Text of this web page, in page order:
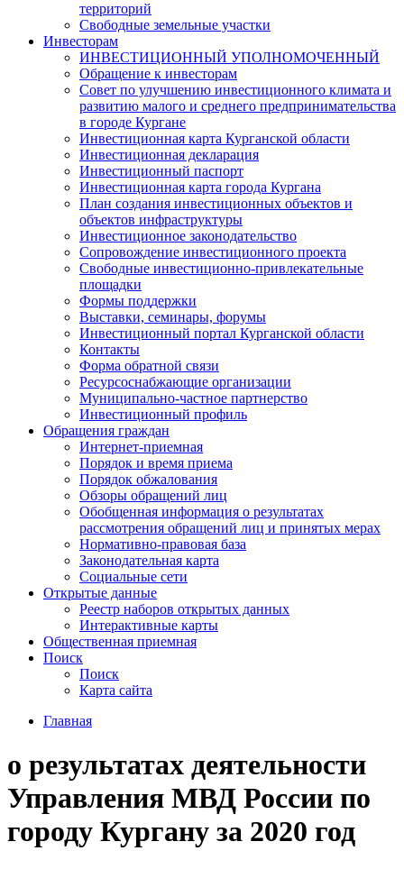
территорий
Свободные земельные участки
Инвесторам
ИНВЕСТИЦИОННЫЙ УПОЛНОМОЧЕННЫЙ
Обращение к инвесторам
Совет по улучшению инвестиционного климата и
развитию малого и среднего предпринимательства
в городе Кургане
Инвестиционная карта Курганской области
Инвестиционная декларация
Инвестиционный паспорт
Инвестиционная карта города Кургана
План создания инвестиционных объектов и
объектов инфраструктуры
Инвестиционное законодательство
Сопровождение инвестиционного проекта
Свободные инвестиционно-привлекательные
площадки
Формы поддержки
Выставки, семинары, форумы
Инвестиционный портал Курганской области
Контакты
Форма обратной связи
Ресурсоснабжающие организации
Муниципально-частное партнерство
Инвестиционный профиль
Обращения граждан
Интернет-приемная
Порядок и время приема
Порядок обжалования
Обзоры обращений лиц
Обобщенная информация о результатах
рассмотрения обращений лиц и принятых мерах
Нормативно-правовая база
Законодательная карта
Социальные сети
Открытые данные
Реестр наборов открытых данных
Интерактивные карты
Общественная приемная
Поиск
Поиск
Карта сайта
Главная
о результатах деятельности
Управления МВД России по
городу Кургану за 2020 год